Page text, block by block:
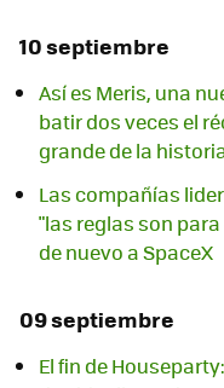
10 septiembre
Así es Meris, una
batir dos veces el
grande de la
Las compañías
"las reglas son
de nuevo a SpaceX
09 septiembre
El fin de